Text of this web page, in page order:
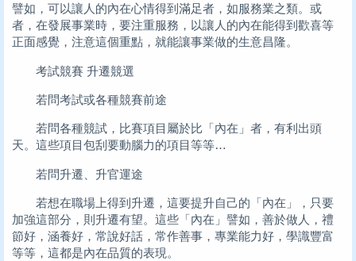
譬如，可以讓人的內在心情得到滿足者，如服務業之類。或
者，在發展事業時，要注重服務，以讓人的內在能得到歡喜等
正面感覺，注意這個重點，就能讓事業做的生意昌隆。
考試競賽 升遷競選
若問考試或各種競賽前途
若問各種競試，比賽項目屬於比「內在」者，有利出頭
天。這些項目包刮要動腦力的項目等等…
若問升遷、升官運途
若想在職場上得到升遷，這要提升自己的「內在」，只要
加強這部分，則升遷有望。這些「內在」譬如，善於做人，禮
節好，涵養好，常說好話，常作善事，專業能力好，學識豐富
等等，這都是內在品質的表現。